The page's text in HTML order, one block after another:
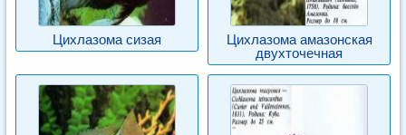
Цихлазома сизая
Цихлазома амазонская
двухточечная